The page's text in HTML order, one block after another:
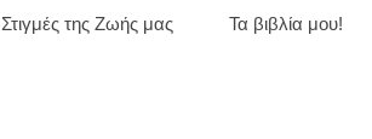
Στιγμές της Ζωής μας Τα βιβλία μου!